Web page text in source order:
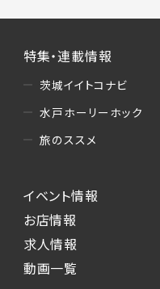
特集・連載情報
茨城イイトコナビ
水戸ホーリーホック
旅のススメ
イベント情報
お店情報
求人情報
動画一覧